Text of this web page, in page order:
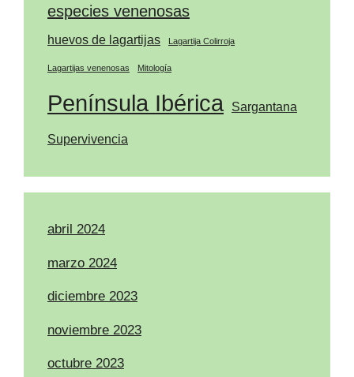
especies venenosas
huevos de lagartijas Lagartija Colirroja
Lagartijas venenosas Mitología
Península Ibérica Sargantana
Supervivencia
abril 2024
marzo 2024
diciembre 2023
noviembre 2023
octubre 2023